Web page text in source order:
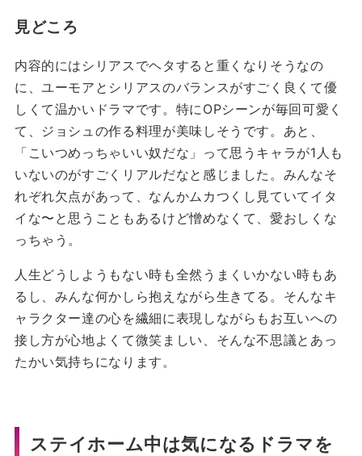
見どころ
内容的にはシリアスでヘタすると重くなりそうなの
に、ユーモアとシリアスのバランスがすごく良くて優
しくて温かいドラマです。特にOPシーンが毎回可愛く
て、ジョシュの作る料理が美味しそうです。あと、
「こいつめっちゃいい奴だな」って思うキャラが1人も
いないのがすごくリアルだなと感じました。みんなそ
れぞれ欠点があって、なんかムカつくし見ていてイタ
イな〜と思うこともあるけど憎めなくて、愛おしくな
っちゃう。
人生どうしようもない時も全然うまくいかない時もあ
るし、みんな何かしら抱えながら生きてる。そんなキ
ャラクター達の心を繊細に表現しながらもお互いへの
接し方が心地よくて微笑ましい、そんな不思議とあっ
たかい気持ちになります。
ステイホーム中は気になるドラマを